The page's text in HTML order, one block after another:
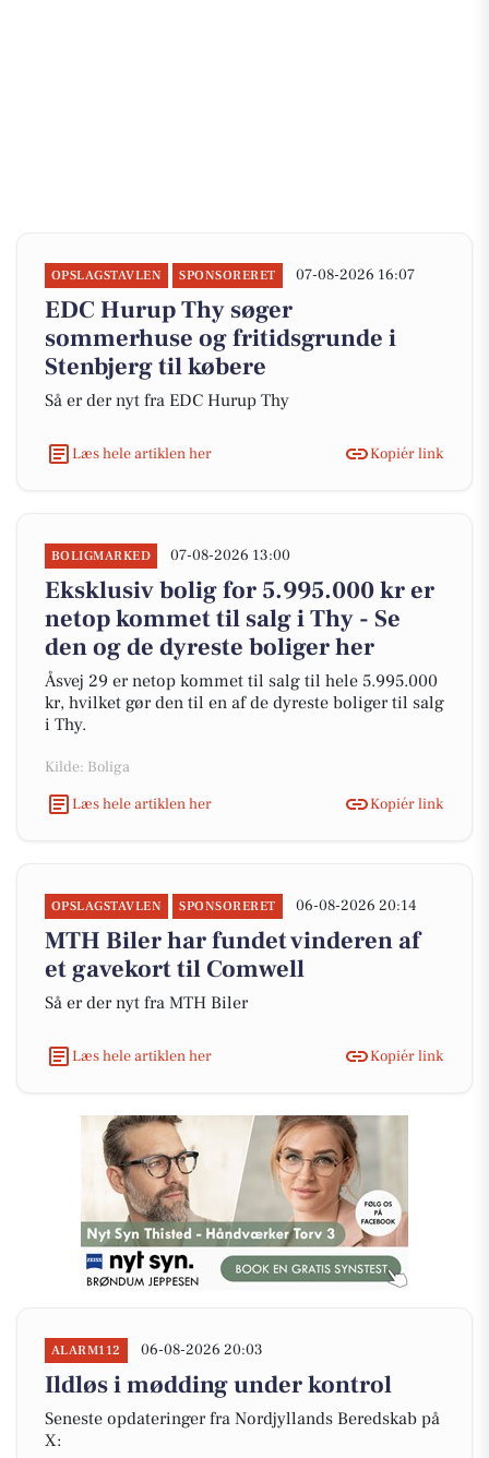
OPSLAGSTAVLEN SPONSORERET 07-08-2026 16:07
EDC Hurup Thy søger
sommerhuse og fritidsgrunde i
Stenbjerg til købere
Så er der nyt fra EDC Hurup Thy
Læs hele artiklen her Kopiér link
BOLIGMARKED 07-08-2026 13:00
Eksklusiv bolig for 5.995.000 kr er
netop kommet til salg i Thy - Se
den og de dyreste boliger her
Åsvej 29 er netop kommet til salg til hele 5.995.000
kr, hvilket gør den til en af de dyreste boliger til salg
i Thy.
Kilde: Boliga
Læs hele artiklen her
Kopiér link
OPSLAGSTAVLEN SPONSORERET 06-08-2026 20:14
MTH Biler har fundet vinderen af
et gavekort til Comwell
Så er der nyt fra MTH Biler
Læs hele artiklen her Kopiér link
ALARM112 06-08-2026 20:03
Ildløs i mødding under kontrol
Seneste opdateringer fra Nordjyllands Beredskab på
X: